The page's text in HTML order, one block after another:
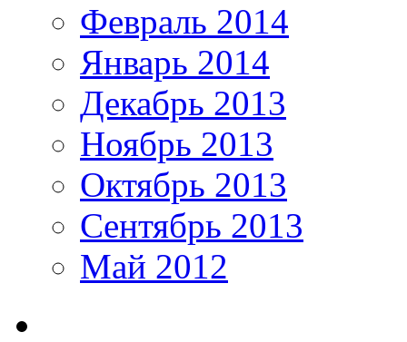
Февраль 2014
Январь 2014
Декабрь 2013
Ноябрь 2013
Октябрь 2013
Сентябрь 2013
Май 2012